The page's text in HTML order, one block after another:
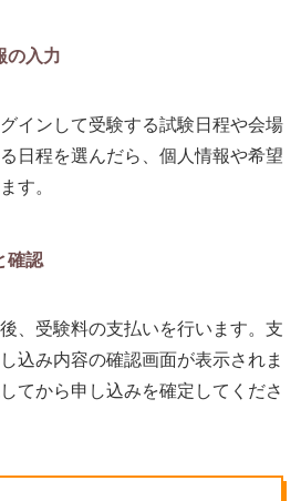
の入力
インして受験する試験日程や会場
日程を選んだら、個人情報や希望
す。
確認
、受験料の支払いを行います。支
込み内容の確認画面が表示されま
てから申し込みを確定してくださ